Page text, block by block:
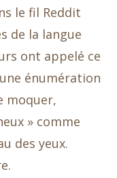
le fil Reddit
de la langue
ont appelé ce
énumération
moquer,
» comme
des yeux.